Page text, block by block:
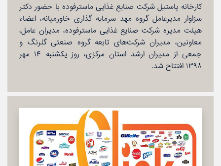
كارخانه پاستیل شركت صنایع غذایی ماسترفوده با حضور دكتر
سزاوار مدیرعامل گروه مهد سرمایه گذاری خاورمیانه، اعضاء
هیئت مدیره شركت صنایع غذایی ماسترفوده، مدیران عامل،
معاونین، مدیران شركت‌های تابعه گروه صنعتی گلرنگ و
جمعی از مدیران ارشد استان مركزی، روز یكشنبه ۱۴ مهر
۱۳۹۸ افتتاح شد.